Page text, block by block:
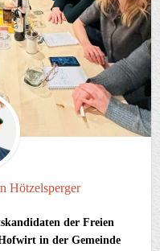
Hötzelsperger
der Freien
in der Gemeinde